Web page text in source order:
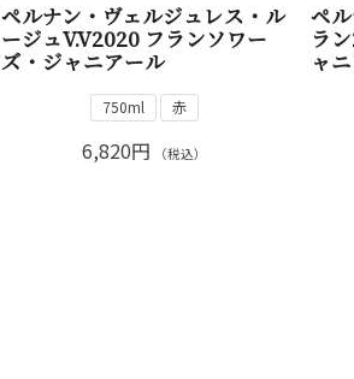
ペルナン・ヴェルジュレス・ル
ージュV.V2020 フランソワー
ズ・ジャニアール
750ml 赤
6,820円 （税込）
ペ
ラ
ャ